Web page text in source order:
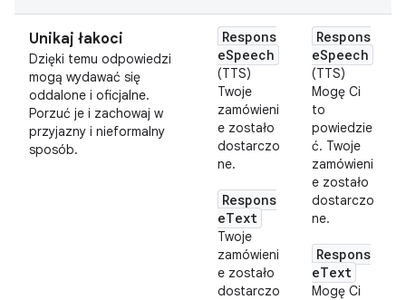
Unikaj łakoci
Dzięki temu odpowiedzi
mogą wydawać się
oddalone i oficjalne.
Porzuć je i zachowaj w
przyjazny i nieformalny
sposób.
Respons
eSpeech
(TTS)
Twoje
zamówieni
e zostało
dostarczo
ne.
Respons
eText
Twoje
zamówieni
e zostało
dostarczo
Respons
eSpeech
(TTS)
Mogę Ci
to
powiedzie
ć. Twoje
zamówieni
e zostało
dostarczo
ne.
Respons
eText
Mogę Ci